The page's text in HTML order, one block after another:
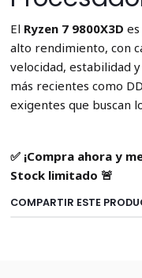
El Ryzen 7 9800X3D
alto rendimiento, con
velocidad, estabilidad
más recientes como
exigentes que buscan
✅ ¡Compra ahora y
Stock limitado 🚨
COMPARTIR ESTE